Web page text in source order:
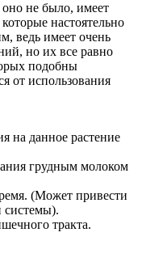
не было, имеет
настоятельно
ведь имеет очень
но их все равно
подобны
от использования
на данное растение
грудным молоком
(Может привести
системы).
тракта.